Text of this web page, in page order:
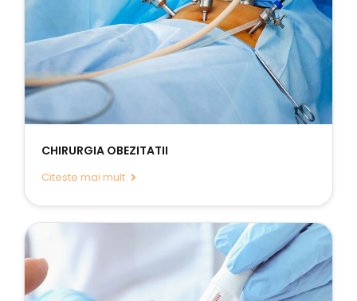
CHIRURGIA OBEZITATII
Citeste mai mult